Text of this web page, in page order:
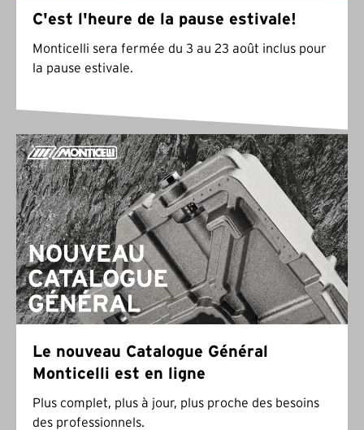
C'est l'heure de la pause estivale!
Monticelli sera fermée du 3 au 23 août inclus pour
la pause estivale.
Le nouveau Catalogue Général
Monticelli est en ligne
Plus complet, plus à jour, plus proche des besoins
des professionnels.